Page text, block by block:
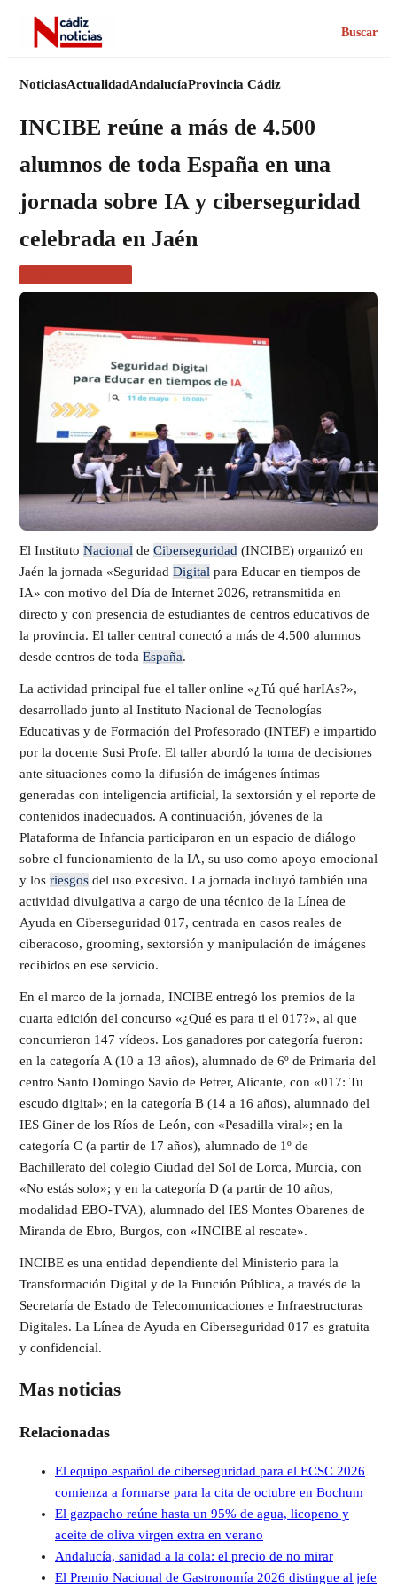
Buscar
NoticiasActualidadAndalucíaProvincia Cádiz
INCIBE reúne a más de 4.500
alumnos de toda España en una
jornada sobre IA y ciberseguridad
celebrada en Jaén
El Instituto Nacional de Ciberseguridad (INCIBE) organizó en
Jaén la jornada «Seguridad Digital para Educar en tiempos de
IA» con motivo del Día de Internet 2026, retransmitida en
directo y con presencia de estudiantes de centros educativos de
la provincia. El taller central conectó a más de 4.500 alumnos
desde centros de toda España.
La actividad principal fue el taller online «¿Tú qué harIAs?»,
desarrollado junto al Instituto Nacional de Tecnologías
Educativas y de Formación del Profesorado (INTEF) e impartido
por la docente Susi Profe. El taller abordó la toma de decisiones
ante situaciones como la difusión de imágenes íntimas
generadas con inteligencia artificial, la sextorsión y el reporte de
contenidos inadecuados. A continuación, jóvenes de la
Plataforma de Infancia participaron en un espacio de diálogo
sobre el funcionamiento de la IA, su uso como apoyo emocional
y los riesgos del uso excesivo. La jornada incluyó también una
actividad divulgativa a cargo de una técnico de la Línea de
Ayuda en Ciberseguridad 017, centrada en casos reales de
ciberacoso, grooming, sextorsión y manipulación de imágenes
recibidos en ese servicio.
En el marco de la jornada, INCIBE entregó los premios de la
cuarta edición del concurso «¿Qué es para ti el 017?», al que
concurrieron 147 vídeos. Los ganadores por categoría fueron:
en la categoría A (10 a 13 años), alumnado de 6º de Primaria del
centro Santo Domingo Savio de Petrer, Alicante, con «017: Tu
escudo digital»; en la categoría B (14 a 16 años), alumnado del
IES Giner de los Ríos de León, con «Pesadilla viral»; en la
categoría C (a partir de 17 años), alumnado de 1º de
Bachillerato del colegio Ciudad del Sol de Lorca, Murcia, con
«No estás solo»; y en la categoría D (a partir de 10 años,
modalidad EBO-TVA), alumnado del IES Montes Obarenes de
Miranda de Ebro, Burgos, con «INCIBE al rescate».
INCIBE es una entidad dependiente del Ministerio para la
Transformación Digital y de la Función Pública, a través de la
Secretaría de Estado de Telecomunicaciones e Infraestructuras
Digitales. La Línea de Ayuda en Ciberseguridad 017 es gratuita
y confidencial.
Mas noticias
Relacionadas
El equipo español de ciberseguridad para el ECSC 2026
comienza a formarse para la cita de octubre en Bochum
El gazpacho reúne hasta un 95% de agua, licopeno y
aceite de oliva virgen extra en verano
Andalucía, sanidad a la cola: el precio de no mirar
El Premio Nacional de Gastronomía 2026 distingue al jefe